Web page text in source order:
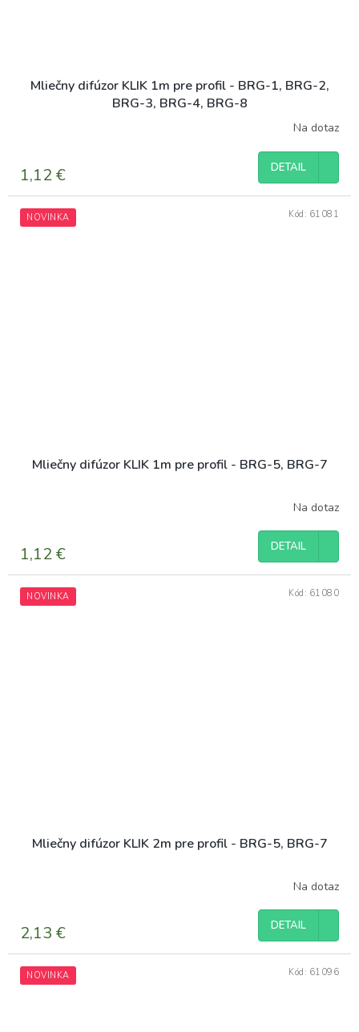
Mliečny difúzor KLIK 1m pre profil - BRG-1, BRG-2,
BRG-3, BRG-4, BRG-8
Na dotaz
1,12 € DETAIL
NOVINKA
Mliečny difúzor KLIK 1m pre profil - BRG-5, BRG-7
Na dotaz
1,12 € DETAIL
Kód: 61081
NOVINKA
Mliečny difúzor KLIK 2m pre profil - BRG-5, BRG-7
Na dotaz
2,13 € DETAIL
Kód: 61080
NOVINKA Kód: 61096